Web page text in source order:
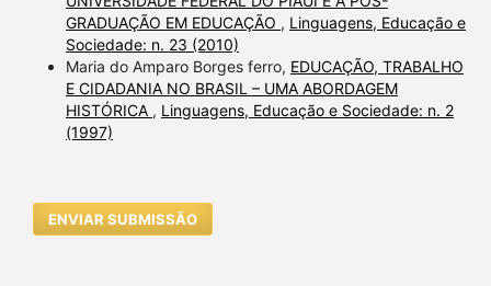
GRADUAÇÃO EM EDUCAÇÃO , Linguagens, Educação e
Sociedade: n. 23 (2010)
Maria do Amparo Borges ferro, EDUCAÇÃO, TRABALHO
E CIDADANIA NO BRASIL – UMA ABORDAGEM
HISTÓRICA , Linguagens, Educação e Sociedade: n. 2
(1997)
ENVIAR SUBMISSÃO